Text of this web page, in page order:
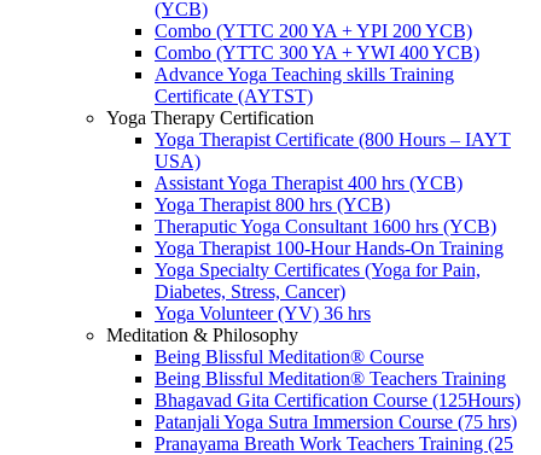
(YCB)
Combo (YTTC 200 YA + YPI 200 YCB)
Combo (YTTC 300 YA + YWI 400 YCB)
Advance Yoga Teaching skills Training
Certificate (AYTST)
Yoga Therapy Certification
Yoga Therapist Certificate (800 Hours – IAYT
USA)
Assistant Yoga Therapist 400 hrs (YCB)
Yoga Therapist 800 hrs (YCB)
Theraputic Yoga Consultant 1600 hrs (YCB)
Yoga Therapist 100-Hour Hands-On Training
Yoga Specialty Certificates (Yoga for Pain,
Diabetes, Stress, Cancer)
Yoga Volunteer (YV) 36 hrs
Meditation & Philosophy
Being Blissful Meditation® Course
Being Blissful Meditation® Teachers Training
Bhagavad Gita Certification Course (125Hours)
Patanjali Yoga Sutra Immersion Course (75 hrs)
Pranayama Breath Work Teachers Training (25